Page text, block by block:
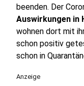
beenden. Der
Auswirkungen in
wohnen dort mit
schon positiv
schon in
Anzeige